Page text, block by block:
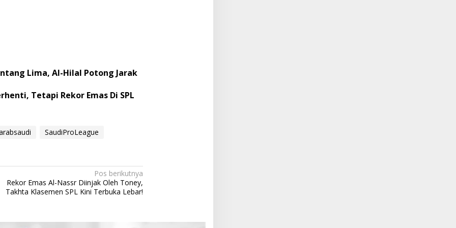
Lima, Al-Hilal Potong Jarak
Tetapi Rekor Emas Di SPL
SaudiProLeague
Pos berikutnya
Rekor Emas Al-Nassr Diinjak Oleh Toney,
Takhta Klasemen SPL Kini Terbuka Lebar!